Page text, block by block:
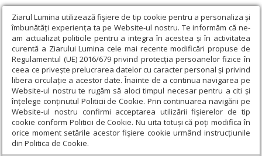
Ziarul Lumina utilizează fişiere de tip cookie pentru a personaliza și
îmbunătăți experiența ta pe Website-ul nostru. Te informăm că ne-
am actualizat politicile pentru a integra în acestea și în activitatea
curentă a Ziarului Lumina cele mai recente modificări propuse de
Regulamentul (UE) 2016/679 privind protecția persoanelor fizice în
ceea ce privește prelucrarea datelor cu caracter personal și privind
libera circulație a acestor date. Înainte de a continua navigarea pe
Website-ul nostru te rugăm să aloci timpul necesar pentru a citi și
înțelege conținutul Politicii de Cookie. Prin continuarea navigării pe
Website-ul nostru confirmi acceptarea utilizării fişierelor de tip
cookie conform Politicii de Cookie. Nu uita totuși că poți modifica în
orice moment setările acestor fişiere cookie urmând instrucțiunile
din Politica de Cookie.
Ziarul Lumina › Societate › Religie și știință › Lumina învierii şi
umbrele finitudinii omeneşti
Lumina învierii şi umbrele finitudinii
omeneşti